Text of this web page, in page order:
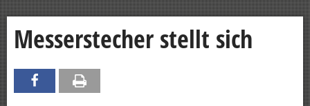
Messerstecher stellt sich